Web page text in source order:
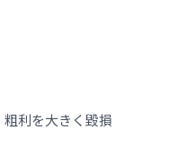
利を大きく毀損